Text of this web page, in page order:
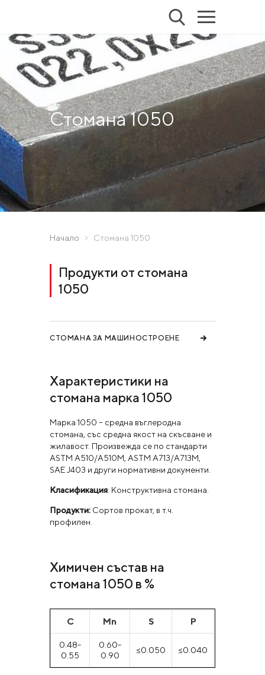
Стомана 1050
Начало Стомана 1050
Продукти от стомана
1050
СТОМАНА ЗА МАШИНОСТРОЕНЕ
Характеристики на
стомана марка 1050
Марка 1050 – средна въглеродна
стомана, със средна якост на скъсване и
жилавост. Произвежда се по стандарти
ASTM A510/A510M, ASTM A713/A713M,
SAE J403 и други нормативни документи.
Класификация: Конструктивна стомана.
Продукти: Сортов прокат, в т.ч.
профилен.
Химичен състав на
стомана 1050 в %
С Mn S P
0.48-
0.55
0.60-
0.90
≤0.050 ≤0.040